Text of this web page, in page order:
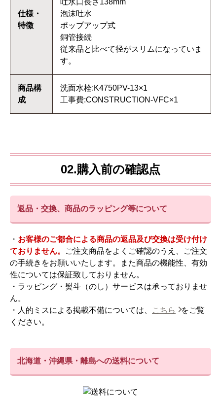
仕様・
特徴
吐水口長さ138mm
泡沫吐水
ポップアップ式
銅管接続
従来品と比べて径がスリムになっていま
す。
商品構
成
洗面水栓:K4750PV-13×1
工事費:CONSTRUCTION-VFC×1
02.購入前の確認点
返品・交換、商品のラッピング等について
・ お客様のご都合による商品の返品及び交換は受け付け
ておりません。
ご注文商品をよくご確認のうえ、ご注文
の手続きをお願いいたします。また商品の機能性、有効
性については保証致しておりません。
・ラッピング・熨斗（のし）サービスは承っておりませ
ん。
・人的ミスによる掲載不備については、
こちら
をご覧
ください。
北海道・沖縄県・離島への送料について